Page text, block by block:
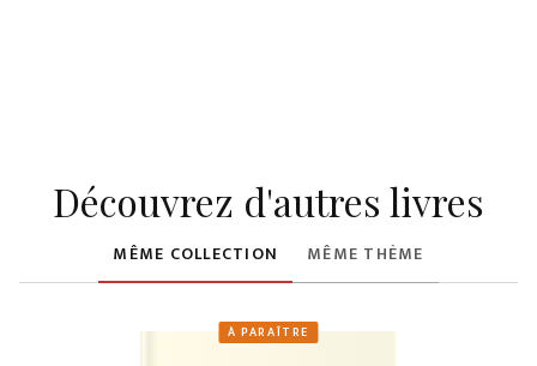
Découvrez d'autres livres
MÊME COLLECTION MÊME THÈME
À PARAÎTRE